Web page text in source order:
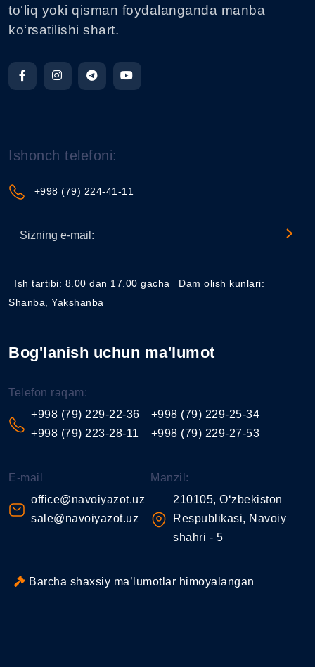
to‘liq yoki qisman foydalanganda manba
ko‘rsatilishi shart.
Ishonch telefoni:
+998 (79) 224-41-11
Ish tartibi: 8.00 dan 17.00 gacha
Dam olish kunlari:
Shanba, Yakshanba
Bog'lanish uchun ma'lumot
Telefon raqam:
+998 (79) 229-22-36
+998 (79) 223-28-11
+998 (79) 229-25-34
+998 (79) 229-27-53
E-mail
office@navoiyazot.uz
sale@navoiyazot.uz
Manzil:
210105, O‘zbekiston
Respublikasi, Navoiy
shahri - 5
Barcha shaxsiy ma’lumotlar himoyalangan